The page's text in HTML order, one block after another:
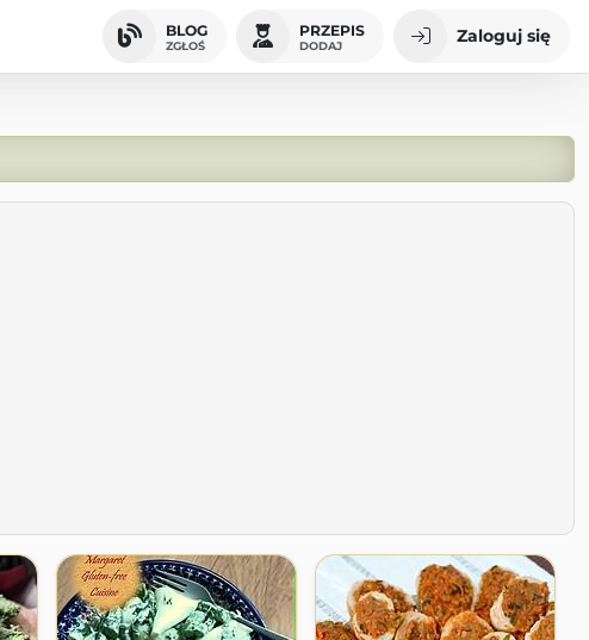
BLOG
ZGŁOŚ
PRZEPIS
DODAJ Zaloguj się